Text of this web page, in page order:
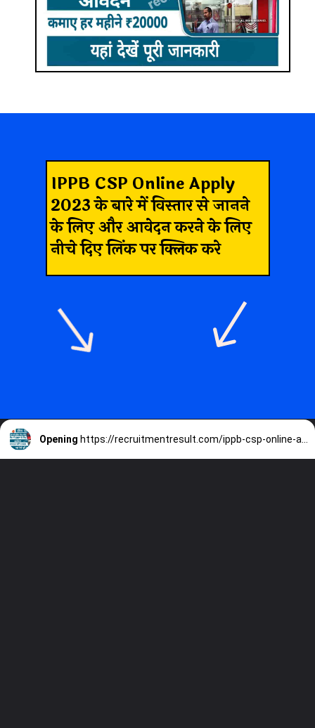
IPPB CSP Online Apply
2023 के बारे में विस्तार से जानने
के लिए और आवेदन करने के लिए
नीचे दिए लिंक पर क्लिक करे
Opening